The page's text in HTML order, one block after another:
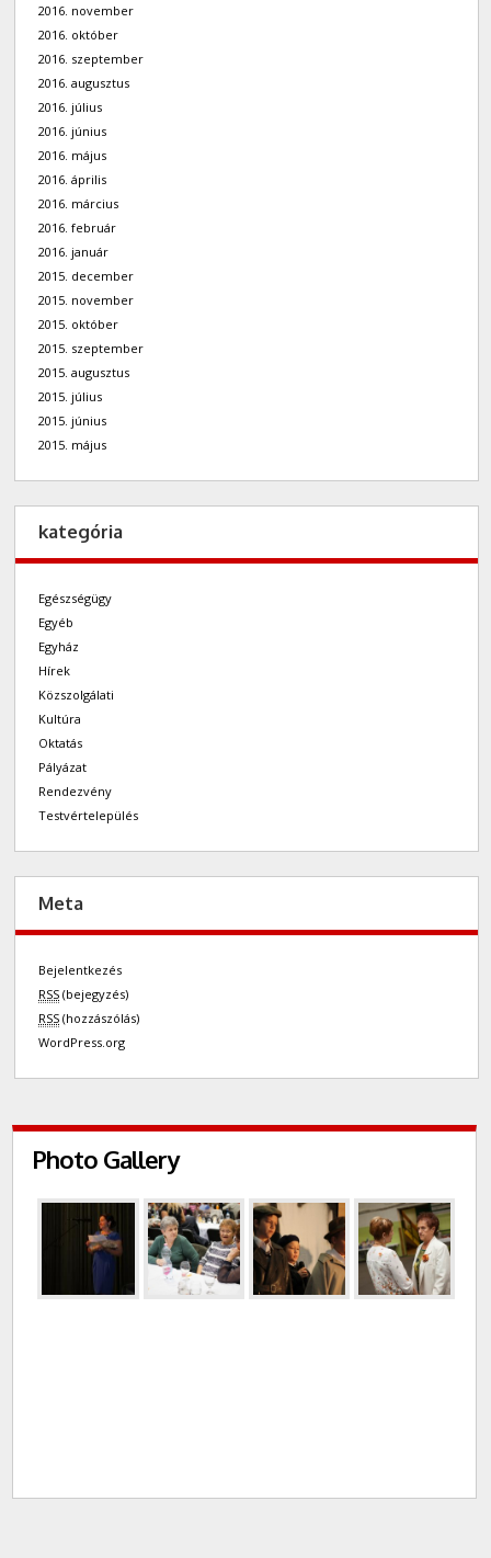
2016. november
2016. október
2016. szeptember
2016. augusztus
2016. július
2016. június
2016. május
2016. április
2016. március
2016. február
2016. január
2015. december
2015. november
2015. október
2015. szeptember
2015. augusztus
2015. július
2015. június
2015. május
kategória
Egészségügy
Egyéb
Egyház
Hírek
Közszolgálati
Kultúra
Oktatás
Pályázat
Rendezvény
Testvértelepülés
Meta
Bejelentkezés
RSS (bejegyzés)
RSS (hozzászólás)
WordPress.org
Photo Gallery